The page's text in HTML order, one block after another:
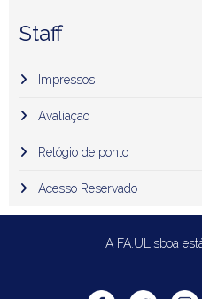
Staff
Impressos
Avaliação
Relógio de ponto
Acesso Reservado
A FA.ULisboa